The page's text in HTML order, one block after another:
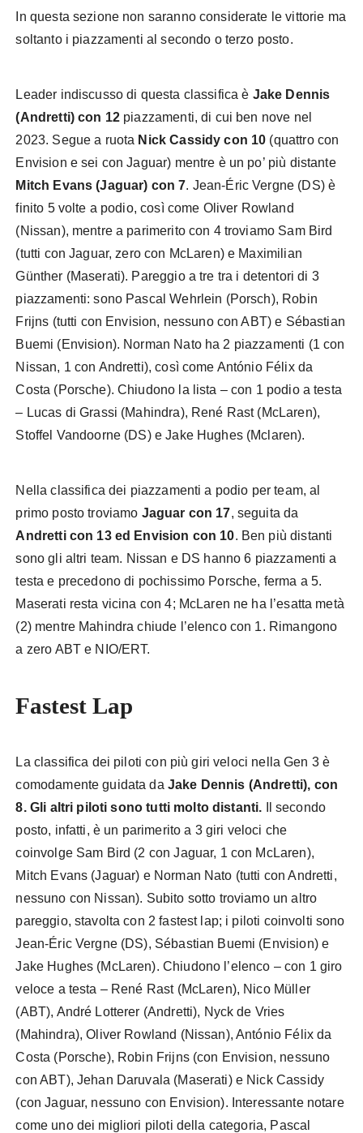
In questa sezione non saranno considerate le vittorie ma
soltanto i piazzamenti al secondo o terzo posto.
Leader indiscusso di questa classifica è Jake Dennis
(Andretti) con 12 piazzamenti, di cui ben nove nel
2023. Segue a ruota Nick Cassidy con 10 (quattro con
Envision e sei con Jaguar) mentre è un po’ più distante
Mitch Evans (Jaguar) con 7. Jean-Éric Vergne (DS) è
finito 5 volte a podio, così come Oliver Rowland
(Nissan), mentre a parimerito con 4 troviamo Sam Bird
(tutti con Jaguar, zero con McLaren) e Maximilian
Günther (Maserati). Pareggio a tre tra i detentori di 3
piazzamenti: sono Pascal Wehrlein (Porsch), Robin
Frijns (tutti con Envision, nessuno con ABT) e Sébastian
Buemi (Envision). Norman Nato ha 2 piazzamenti (1 con
Nissan, 1 con Andretti), così come António Félix da
Costa (Porsche). Chiudono la lista – con 1 podio a testa
– Lucas di Grassi (Mahindra), René Rast (McLaren),
Stoffel Vandoorne (DS) e Jake Hughes (Mclaren).
Nella classifica dei piazzamenti a podio per team, al
primo posto troviamo Jaguar con 17, seguita da
Andretti con 13 ed Envision con 10. Ben più distanti
sono gli altri team. Nissan e DS hanno 6 piazzamenti a
testa e precedono di pochissimo Porsche, ferma a 5.
Maserati resta vicina con 4; McLaren ne ha l’esatta metà
(2) mentre Mahindra chiude l’elenco con 1. Rimangono
a zero ABT e NIO/ERT.
Fastest Lap
La classifica dei piloti con più giri veloci nella Gen 3 è
comodamente guidata da Jake Dennis (Andretti), con
8. Gli altri piloti sono tutti molto distanti. Il secondo
posto, infatti, è un parimerito a 3 giri veloci che
coinvolge Sam Bird (2 con Jaguar, 1 con McLaren),
Mitch Evans (Jaguar) e Norman Nato (tutti con Andretti,
nessuno con Nissan). Subito sotto troviamo un altro
pareggio, stavolta con 2 fastest lap; i piloti coinvolti sono
Jean-Éric Vergne (DS), Sébastian Buemi (Envision) e
Jake Hughes (McLaren). Chiudono l’elenco – con 1 giro
veloce a testa – René Rast (McLaren), Nico Müller
(ABT), André Lotterer (Andretti), Nyck de Vries
(Mahindra), Oliver Rowland (Nissan), António Félix da
Costa (Porsche), Robin Frijns (con Envision, nessuno
con ABT), Jehan Daruvala (Maserati) e Nick Cassidy
(con Jaguar, nessuno con Envision). Interessante notare
come uno dei migliori piloti della categoria, Pascal